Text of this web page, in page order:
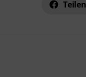
Teilen